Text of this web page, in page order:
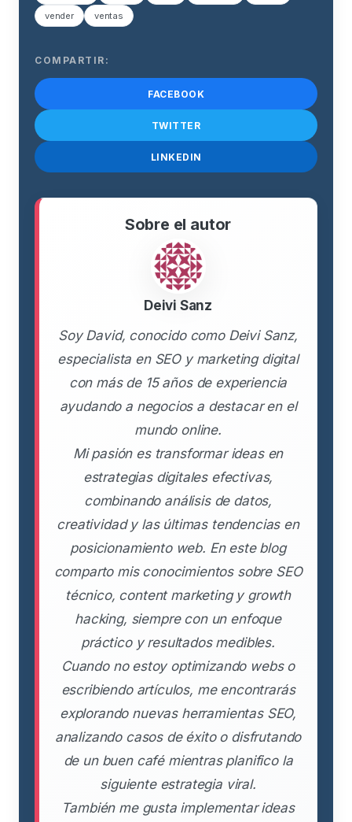
vender ventas
COMPARTIR:
FACEBOOK
TWITTER
LINKEDIN
Sobre el autor
Deivi Sanz
Soy David, conocido como Deivi Sanz,
especialista en SEO y marketing digital
con más de 15 años de experiencia
ayudando a negocios a destacar en el
mundo online.
Mi pasión es transformar ideas en
estrategias digitales efectivas,
combinando análisis de datos,
creatividad y las últimas tendencias en
posicionamiento web. En este blog
comparto mis conocimientos sobre SEO
técnico, content marketing y growth
hacking, siempre con un enfoque
práctico y resultados medibles.
Cuando no estoy optimizando webs o
escribiendo artículos, me encontrarás
explorando nuevas herramientas SEO,
analizando casos de éxito o disfrutando
de un buen café mientras planifico la
siguiente estrategia viral.
También me gusta implementar ideas